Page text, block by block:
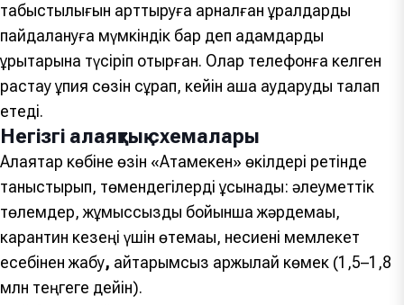
табыстылығын арттыруға арналған құралдарды
пайдалануға мүмкіндік бар деп адамдарды
құрықтарына түсіріп отырған. Олар телефонға келген
растау құпия сөзін сұрап, кейін ақша аударуды талап
етеді.
Негізгі алаяқтық схемалары
Алаяқтар көбіне өзін «Атамекен» өкілдері ретінде
таныстырып, төмендегілерді ұсынады: әлеуметтік
төлемдер, жұмыссыздық бойынша жәрдемақы,
карантин кезеңі үшін өтемақы, несиені мемлекет
есебінен жабу, қайтарымсыз қаржылай көмек (1,5–1,8
млн теңгеге дейін).